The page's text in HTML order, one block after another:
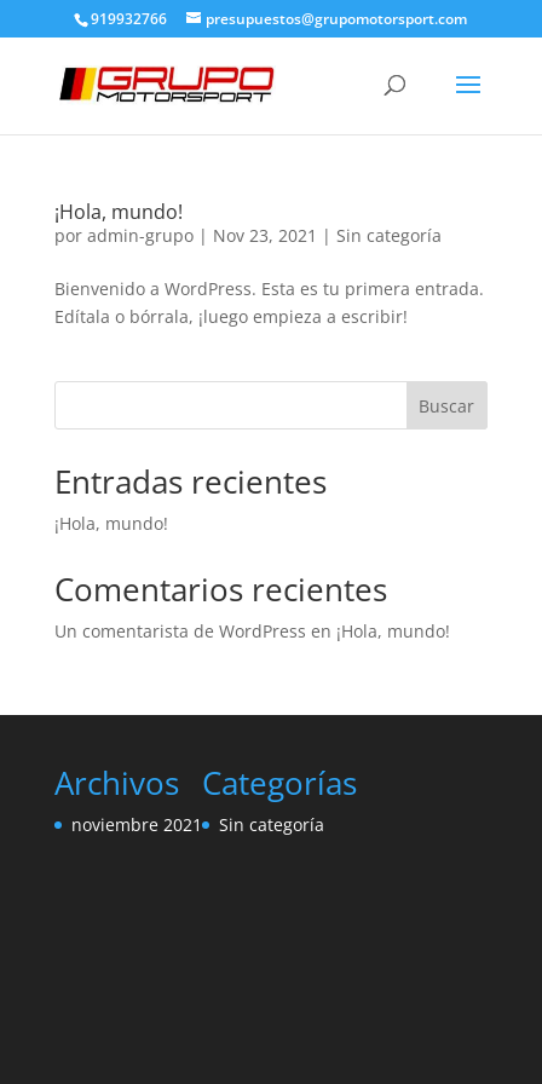
919932766 presupuestos@grupomotorsport.com
¡Hola, mundo!
por admin-grupo| Nov 23, 2021 | Sin categoría
Bienvenido a WordPress. Esta es tu primera entrada.
Edítala o bórrala, ¡luego empieza a escribir!
Buscar
Entradas recientes
¡Hola, mundo!
Comentarios recientes
Un comentarista de WordPress en ¡Hola, mundo!
Archivos
noviembre 2021
Categorías
Sin categoría